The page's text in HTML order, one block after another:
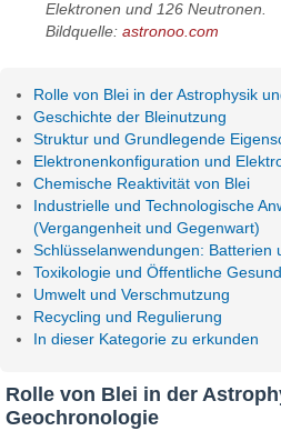
Elektronen und 126 Neutronen.
Bildquelle:astronoo.com
Rolle von Blei in der Astrophysik
Geschichte der Bleinutzung
Struktur und Grundlegende
Elektronenkonfiguration und
Chemische Reaktivität von Blei
Industrielle und Technologische
(Vergangenheit und Gegenwart)
Schlüsselanwendungen: Batterien
Toxikologie und Öffentliche
Umwelt und Verschmutzung
Recycling und Regulierung
In dieser Kategorie zu erkunden
Rolle von Blei in der
Geochronologie